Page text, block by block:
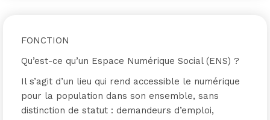
FONCTION
Qu’est-ce qu’un Espace Numérique Social (ENS) ?
Il s’agit d’un lieu qui rend accessible le numérique
pour la population dans son ensemble, sans
distinction de statut : demandeurs d’emploi,